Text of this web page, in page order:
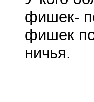
фишек-
фишек
ничья.